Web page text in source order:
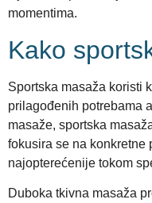
momentima.
Kako
Sportska masaža koristi
prilagođenih potrebama
masaže, sportska
fokusira se na konkretne
najopterećenije tokom
Duboka tkivna masaža